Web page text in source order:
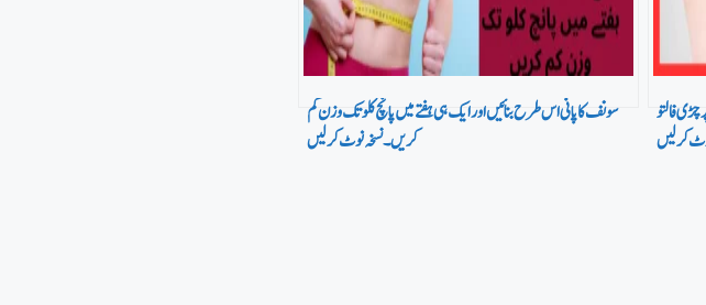
سونف کا پانی اس طرح بنائیں اورایک ہی ہفتے میں پانچ کلو تک وزن کم
کریں۔ نسخہ نوٹ کر لیں
فالتو
کر لیں